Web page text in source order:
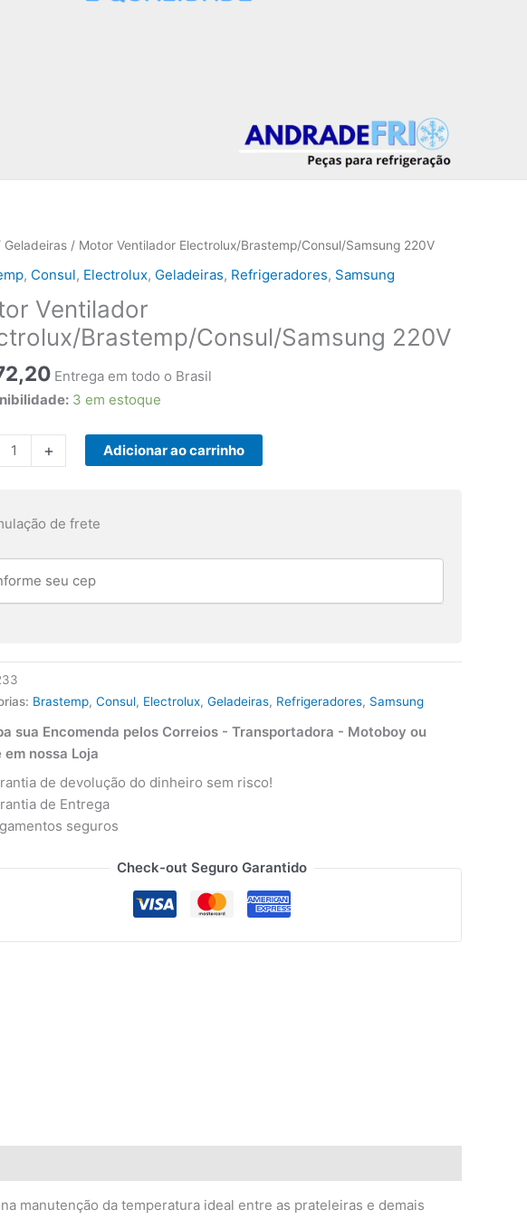
Geladeiras / Motor Ventilador Electrolux/Brastemp/Consul/Samsung 220V
, Consul, Electrolux, Geladeiras, Refrigeradores, Samsung
Ventilador
Brastemp/Consul/Samsung 220V
Entrega em todo o Brasil
3 em estoque
+ Adicionar ao carrinho
de frete
Brastemp, Consul, Electrolux, Geladeiras, Refrigeradores, Samsung
sua Encomenda pelos Correios - Transportadora - Motoboy ou
em nossa Loja
de devolução do dinheiro sem risco!
de Entrega
seguros
Check-out Seguro Garantido
manutenção da temperatura ideal entre as prateleiras e demais